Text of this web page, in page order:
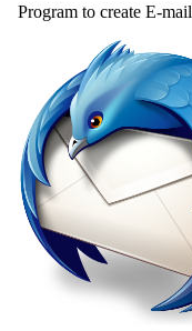
Program to create E-mail